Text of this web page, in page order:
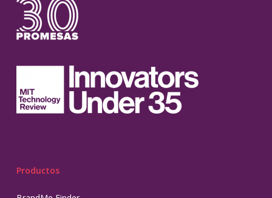
Productos